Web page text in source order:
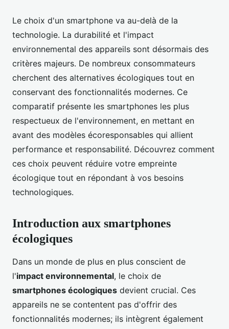
Le choix d'un smartphone va au-delà de la
technologie. La durabilité et l'impact
environnemental des appareils sont désormais des
critères majeurs. De nombreux consommateurs
cherchent des alternatives écologiques tout en
conservant des fonctionnalités modernes. Ce
comparatif présente les smartphones les plus
respectueux de l'environnement, en mettant en
avant des modèles écoresponsables qui allient
performance et responsabilité. Découvrez comment
ces choix peuvent réduire votre empreinte
écologique tout en répondant à vos besoins
technologiques.
Introduction aux smartphones
écologiques
Dans un monde de plus en plus conscient de
l'impact environnemental, le choix de
smartphones écologiques devient crucial. Ces
appareils ne se contentent pas d'offrir des
fonctionnalités modernes; ils intègrent également